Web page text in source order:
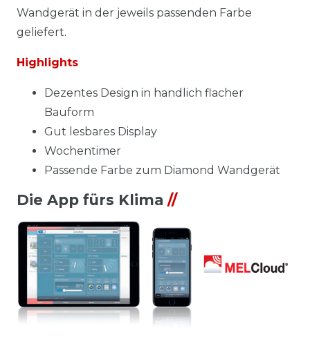
Wandgerät in der jeweils passenden Farbe
geliefert.
Highlights
Dezentes Design in handlich flacher
Bauform
Gut lesbares Display
Wochentimer
Passende Farbe zum Diamond Wandgerät
Die App fürs Klima //